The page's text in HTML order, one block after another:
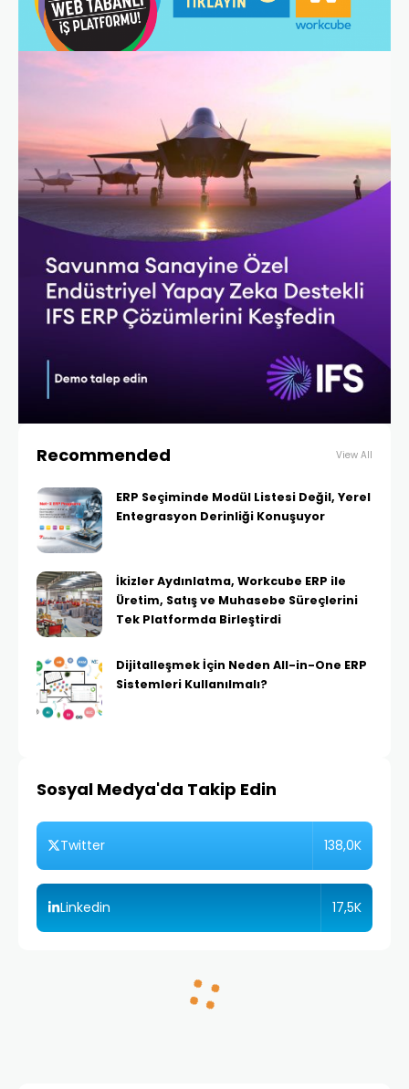
Recommended View All
ERP Seçiminde Modül Listesi Değil, Yerel
Entegrasyon Derinliği Konuşuyor
İkizler Aydınlatma, Workcube ERP ile
Üretim, Satış ve Muhasebe Süreçlerini
Tek Platformda Birleştirdi
Dijitalleşmek İçin Neden All-in-One ERP
Sistemleri Kullanılmalı?
Sosyal Medya'da Takip Edin
Twitter 138,0K
Linkedin 17,5K